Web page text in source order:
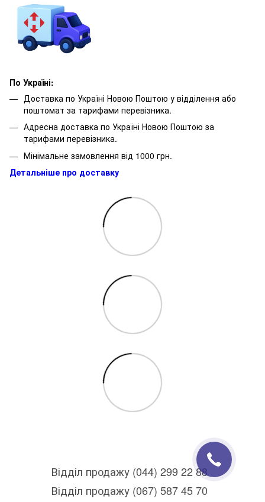
По Україні:
Доставка по Україні Новою Поштою у відділення або
поштомат за тарифами перевізника.
Адресна доставка по Україні Новою Поштою за
тарифами перевізника.
Мінімальне замовлення від 1000 грн.
Детальніше про доставку
Відділ продажу (044) 299 22 88
Відділ продажу (067) 587 45 70